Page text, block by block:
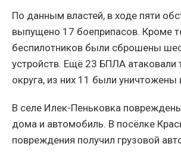
По данным властей, в ходе пяти
выпущено 17 боеприпасов. Кроме
беспилотников были сброшены
устройств. Ещё 23 БПЛА атаковали
округа, из них 11 были уничтожены
В селе Илек-Пеньковка
дома и автомобиль. В посёлке
повреждения получил грузовой